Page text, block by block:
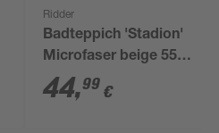
Ridder
Badteppich 'Stadion'
Microfaser beige 55 x
85 cm
44,99 €